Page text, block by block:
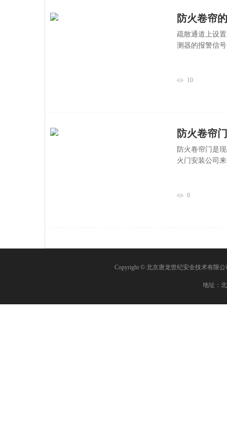
防火卷帘
疏散通道上设
测器的报警信
10
防火卷帘
防火卷帘门是
火门安装公司
0
Copyright © 北京唐龙世纪安全技术有限
地址：